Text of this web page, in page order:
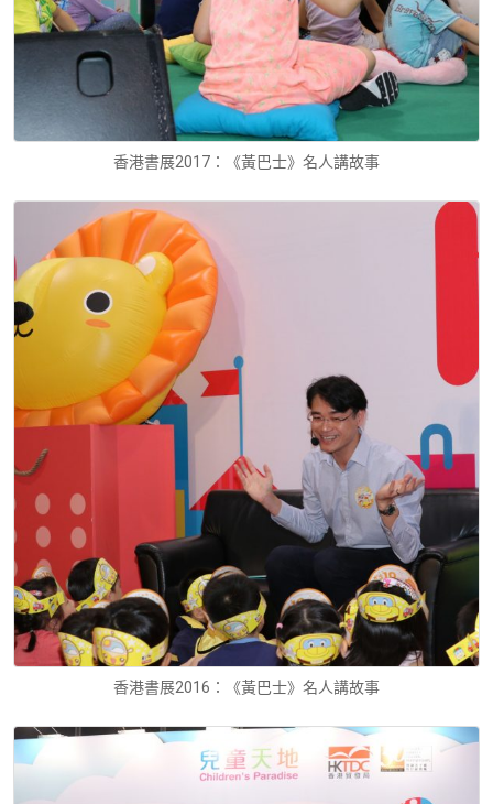
香港書展2017：《黃巴士》名人講故事
香港書展2016：《黃巴士》名人講故事